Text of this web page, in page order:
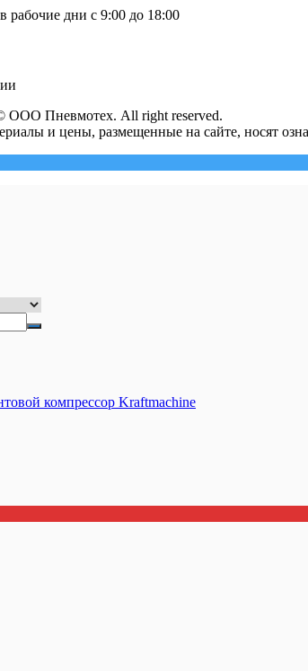
рабочие дни с 9:00 до 18:00
ООО Пневмотех. All right reserved.
и цены, размещенные на сайте, носят
компрессор Kraftmaсhine